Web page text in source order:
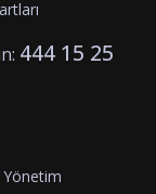
444 15 25
Yönetim